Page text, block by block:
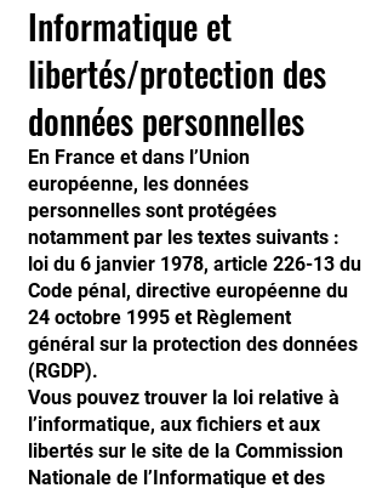
Informatique et
libertés/protection des
données personnelles
En France et dans l’Union
européenne, les données
personnelles sont protégées
notamment par les textes suivants :
loi du 6 janvier 1978, article 226-13 du
Code pénal, directive européenne du
24 octobre 1995 et Règlement
général sur la protection des données
(RGDP).
Vous pouvez trouver la loi relative à
l’informatique, aux fichiers et aux
libertés sur le site de la Commission
Nationale de l’Informatique et des